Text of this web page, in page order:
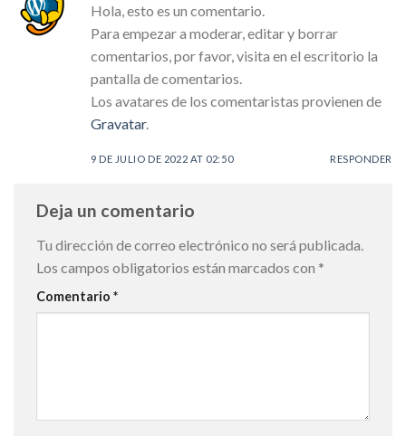
Hola, esto es un comentario.
Para empezar a moderar, editar y borrar
comentarios, por favor, visita en el escritorio la
pantalla de comentarios.
Los avatares de los comentaristas provienen de
Gravatar.
9 DE JULIO DE 2022 AT 02:50 RESPONDER
Deja un comentario
Tu dirección de correo electrónico no será publicada.
Los campos obligatorios están marcados con *
Comentario *